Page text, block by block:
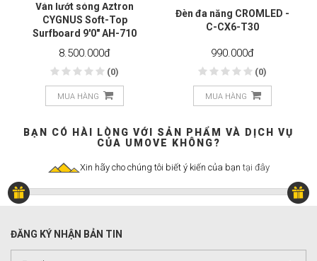
Ván lướt sóng Aztron
CYGNUS Soft-Top
Surfboard 9'0" AH-710
8.500.000đ
(0)
MUA HÀNG
Đèn đa năng CROMLED -
C-CX6-T30
990.000đ
(0)
MUA HÀNG
BẠN CÓ HÀI LÒNG VỚI SẢN PHẨM VÀ DỊCH VỤ
CỦA UMOVE KHÔNG?
Xin hãy cho chúng tôi biết ý kiến của bạn tại đây
ĐĂNG KÝ NHẬN BẢN TIN